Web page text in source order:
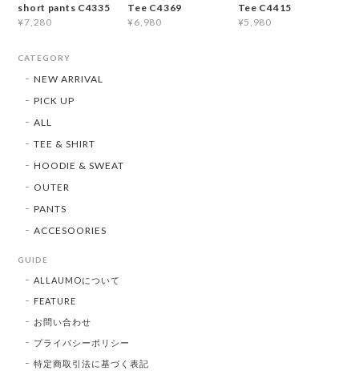
short pants C4335
¥7,280
Tee C4369
¥6,980
Tee C4415
¥5,980
CATEGORY
NEW ARRIVAL
PICK UP
ALL
TEE & SHIRT
HOODIE & SWEAT
OUTER
PANTS
ACCESOORIES
GUIDE
ALLAUMOについて
FEATURE
お問い合わせ
プライバシーポリシー
特定商取引法に基づく表記